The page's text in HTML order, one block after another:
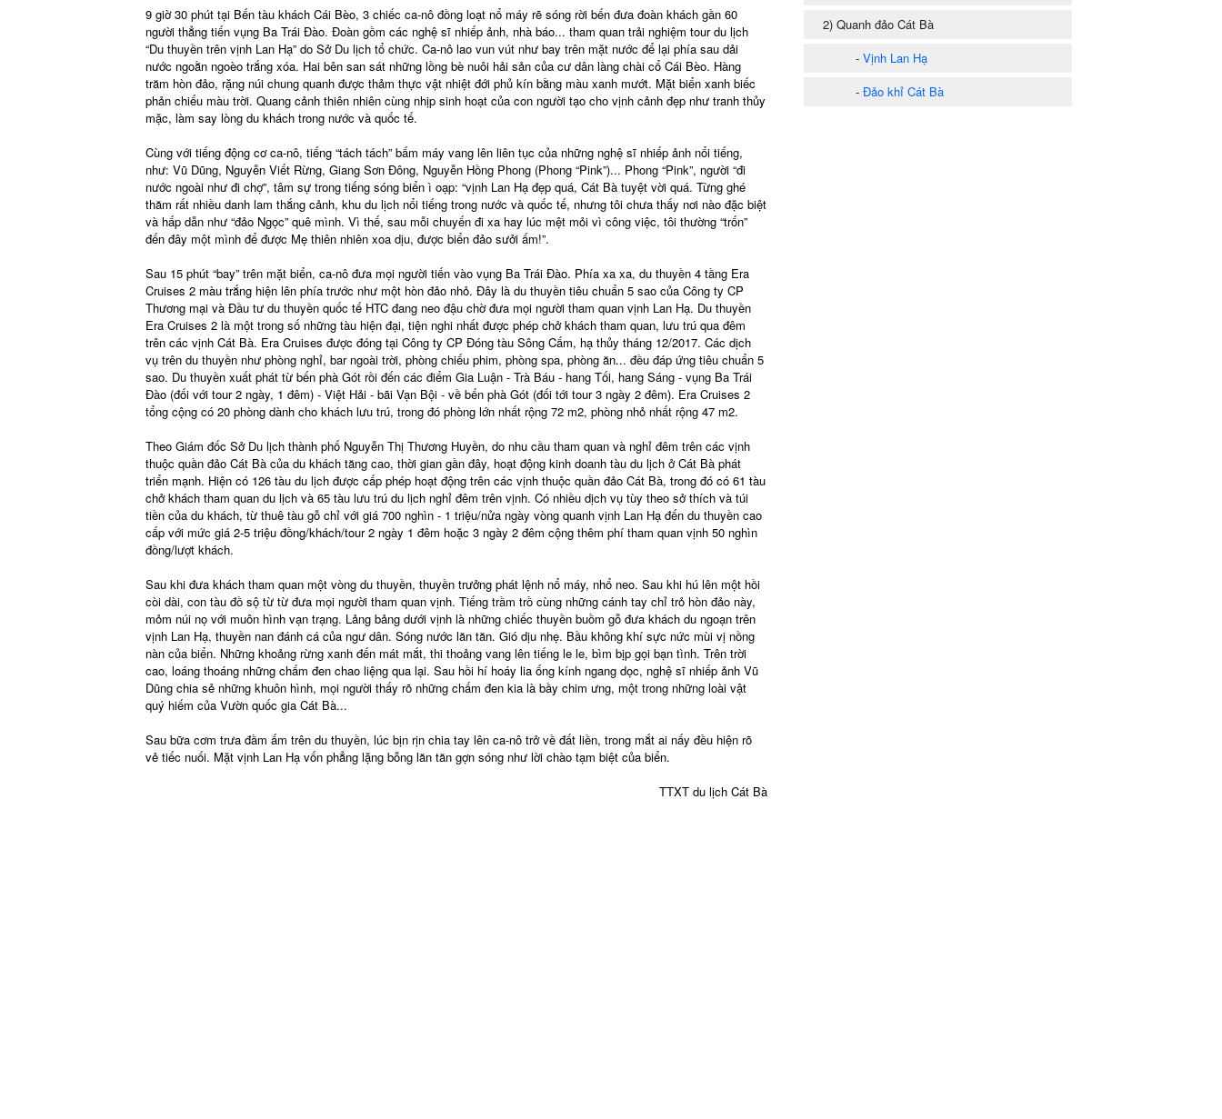
9 giờ 30 phút tại Bến tàu khách Cái Bèo, 3 chiếc ca-nô đồng loạt nổ máy rẽ sóng rời bến đưa đoàn khách gần 60
người thẳng tiến vụng Ba Trái Đào. Đoàn gồm các nghệ sĩ nhiếp ảnh, nhà báo... tham quan trải nghiệm tour du lịch
“Du thuyền trên vịnh Lan Hạ” do Sở Du lịch tổ chức. Ca-nô lao vun vút như bay trên mặt nước để lại phía sau dải
nước ngoằn ngoèo trắng xóa. Hai bên san sát những lồng bè nuôi hải sản của cư dân làng chài cổ Cái Bèo. Hàng
trăm hòn đảo, rặng núi chung quanh được thảm thực vật nhiệt đới phủ kín bằng màu xanh mướt. Mặt biển xanh biếc
phản chiếu màu trời. Quang cảnh thiên nhiên cùng nhịp sinh hoạt của con người tạo cho vịnh cảnh đẹp như tranh thủy
mặc, làm say lòng du khách trong nước và quốc tế.
Cùng với tiếng động cơ ca-nô, tiếng “tách tách” bấm máy vang lên liên tục của những nghệ sĩ nhiếp ảnh nổi tiếng,
như: Vũ Dũng, Nguyễn Viết Rừng, Giang Sơn Đông, Nguyễn Hồng Phong (Phong “Pink”)... Phong “Pink”, người “đi
nước ngoài như đi chợ”, tâm sự trong tiếng sóng biển ì oạp: “vịnh Lan Hạ đẹp quá, Cát Bà tuyệt vời quá. Từng ghé
thăm rất nhiều danh lam thắng cảnh, khu du lịch nổi tiếng trong nước và quốc tế, nhưng tôi chưa thấy nơi nào đặc biệt
và hấp dẫn như “đảo Ngọc” quê mình. Vì thế, sau mỗi chuyến đi xa hay lúc mệt mỏi vì công việc, tôi thường “trốn”
đến đây một mình để được Mẹ thiên nhiên xoa dịu, được biển đảo sưởi ấm!”.
Sau 15 phút “bay” trên mặt biển, ca-nô đưa mọi người tiến vào vụng Ba Trái Đào. Phía xa xa, du thuyền 4 tầng Era
Cruises 2 màu trắng hiện lên phía trước như một hòn đảo nhỏ. Đây là du thuyền tiêu chuẩn 5 sao của Công ty CP
Thương mại và Đầu tư du thuyền quốc tế HTC đang neo đậu chờ đưa mọi người tham quan vịnh Lan Hạ. Du thuyền
Era Cruises 2 là một trong số những tàu hiện đại, tiện nghi nhất được phép chở khách tham quan, lưu trú qua đêm
trên các vịnh Cát Bà. Era Cruises được đóng tại Công ty CP Đóng tàu Sông Cấm, hạ thủy tháng 12/2017. Các dịch
vụ trên du thuyền như phòng nghỉ, bar ngoài trời, phòng chiếu phim, phòng spa, phòng ăn... đều đáp ứng tiêu chuẩn 5
sao. Du thuyền xuất phát từ bến phà Gót rồi đến các điểm Gia Luận - Trà Báu - hang Tối, hang Sáng - vụng Ba Trái
Đào (đối với tour 2 ngày, 1 đêm) - Việt Hải - bãi Vạn Bội - về bến phà Gót (đối tới tour 3 ngày 2 đêm). Era Cruises 2
tổng cộng có 20 phòng dành cho khách lưu trú, trong đó phòng lớn nhất rộng 72 m2, phòng nhỏ nhất rộng 47 m2.
Theo Giám đốc Sở Du lịch thành phố Nguyễn Thị Thương Huyền, do nhu cầu tham quan và nghỉ đêm trên các vịnh
thuộc quần đảo Cát Bà của du khách tăng cao, thời gian gần đây, hoạt động kinh doanh tàu du lịch ở Cát Bà phát
triển mạnh. Hiện có 126 tàu du lịch được cấp phép hoạt động trên các vịnh thuộc quần đảo Cát Bà, trong đó có 61 tàu
chở khách tham quan du lịch và 65 tàu lưu trú du lịch nghỉ đêm trên vịnh. Có nhiều dịch vụ tùy theo sở thích và túi
tiền của du khách, từ thuê tàu gỗ chỉ với giá 700 nghìn - 1 triệu/nửa ngày vòng quanh vịnh Lan Hạ đến du thuyền cao
cấp với mức giá 2-5 triệu đồng/khách/tour 2 ngày 1 đêm hoặc 3 ngày 2 đêm cộng thêm phí tham quan vịnh 50 nghìn
đồng/lượt khách.
Sau khi đưa khách tham quan một vòng du thuyền, thuyền trưởng phát lệnh nổ máy, nhổ neo. Sau khi hú lên một hồi
còi dài, con tàu đồ sộ từ từ đưa mọi người tham quan vịnh. Tiếng trầm trồ cùng những cánh tay chỉ trỏ hòn đảo này,
mỏm núi nọ với muôn hình vạn trạng. Lảng bảng dưới vịnh là những chiếc thuyền buồm gỗ đưa khách du ngoạn trên
vịnh Lan Hạ, thuyền nan đánh cá của ngư dân. Sóng nước lăn tăn. Gió dịu nhẹ. Bầu không khí sực nức mùi vị nồng
nàn của biển. Những khoảng rừng xanh đến mát mắt, thi thoảng vang lên tiếng le le, bìm bịp gọi bạn tình. Trên trời
cao, loáng thoáng những chấm đen chao liệng qua lại. Sau hồi hí hoáy lia ống kính ngang dọc, nghệ sĩ nhiếp ảnh Vũ
Dũng chia sẻ những khuôn hình, mọi người thấy rõ những chấm đen kia là bầy chim ưng, một trong những loài vật
quý hiếm của Vườn quốc gia Cát Bà...
Sau bữa cơm trưa đầm ấm trên du thuyền, lúc bịn rịn chia tay lên ca-nô trở về đất liền, trong mắt ai nấy đều hiện rõ
vẻ tiếc nuối. Mặt vịnh Lan Hạ vốn phẳng lặng bỗng lăn tăn gợn sóng như lời chào tạm biệt của biển.
TTXT du lịch Cát Bà
2) Quanh đảo Cát Bà
- Vịnh Lan Hạ
- Đảo khỉ Cát Bà